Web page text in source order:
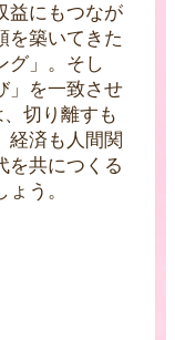
益にもつなが
を築いてきた
グ」。そし
」を一致させ
切り離すも
経済も人間関
を共につくる
う。